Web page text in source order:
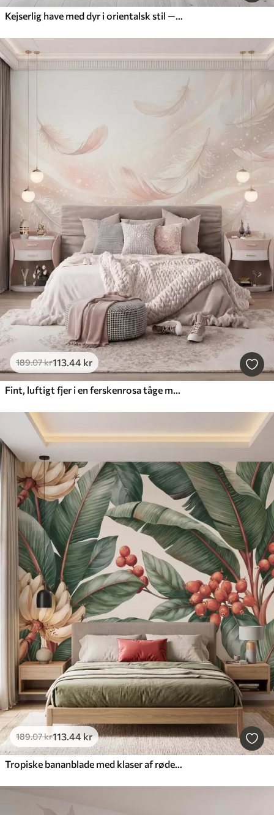
Kejserlig have med dyr i orientalsk stil — abe, leopard, tiger, påfugl og hejre
189.07kr113.44 kr
Fint, luftigt fjer i en ferskenrosa tåge med glans
189.07kr113.44 kr
Tropiske bananblade med klaser af røde kaffebær, i akvarelstil